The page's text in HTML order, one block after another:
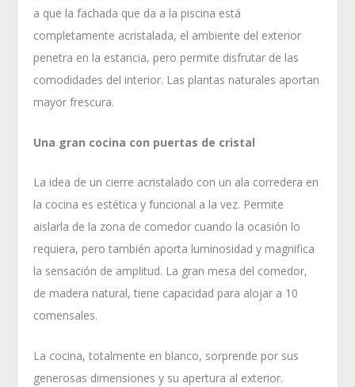
a que la fachada que da a la piscina está
completamente acristalada, el ambiente del exterior
penetra en la estancia, pero permite disfrutar de las
comodidades del interior. Las plantas naturales aportan
mayor frescura.
Una gran cocina con puertas de cristal
La idea de un cierre acristalado con un ala corredera en
la cocina es estética y funcional a la vez. Permite
aislarla de la zona de comedor cuando la ocasión lo
requiera, pero también aporta luminosidad y magnifica
la sensación de amplitud. La gran mesa del comedor,
de madera natural, tiene capacidad para alojar a 10
comensales.
La cocina, totalmente en blanco, sorprende por sus
generosas dimensiones y su apertura al exterior.